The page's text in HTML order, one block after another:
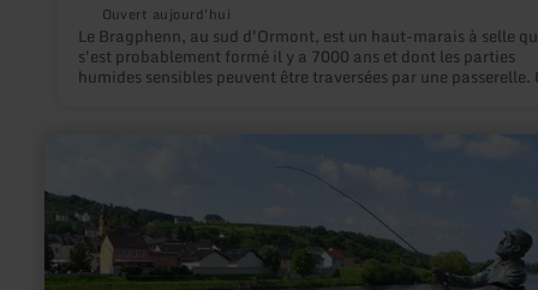
Ouvert aujourd'hui
Le Bragphenn, au sud d'Ormont, est un haut-marais à selle
s'est probablement formé il y a 7000 ans et dont les parties
humides sensibles peuvent être traversées par une passerelle.
sur
Pêcheur